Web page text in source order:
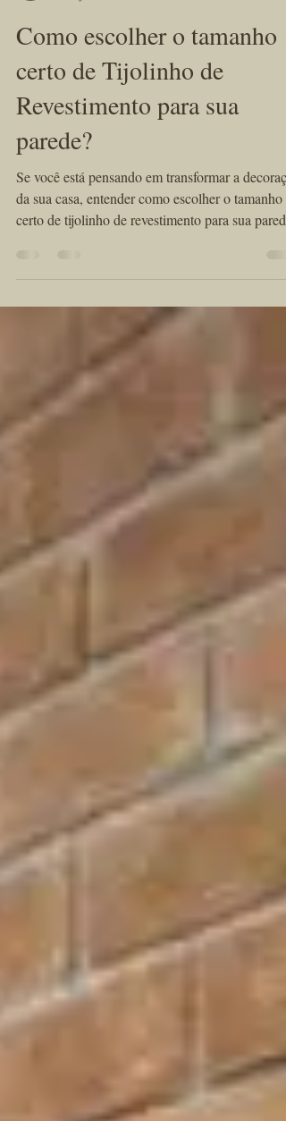
22 de jul. de 2025
2 min de leitura
Como escolher o tamanho
certo de Tijolinho de
Revestimento para sua
parede?
Se você está pensando em transformar a
da sua casa, entender como escolher o tamanho
o primeiro passo para garantir um resultado
de cerâmica artesanal são tendência e podem ser
usados tanto em áreas internas quanto externas,
trazendo um toque rústico, sofisticado e